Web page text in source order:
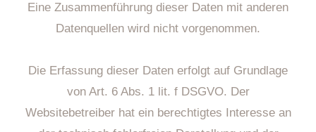
Eine Zusammenführung dieser Daten mit anderen
Datenquellen wird nicht vorgenommen.
Die Erfassung dieser Daten erfolgt auf Grundlage
von Art. 6 Abs. 1 lit. f DSGVO. Der
Websitebetreiber hat ein berechtigtes Interesse an